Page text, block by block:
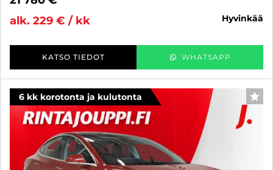
alk. 229 € / kk
hyvinkää
KATSO TIEDOT WHATSAPP
6 kk korotonta ja kulutonta